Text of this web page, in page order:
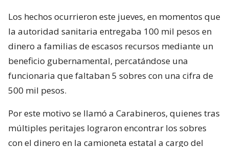
Los hechos ocurrieron este jueves, en momentos que
la autoridad sanitaria entregaba 100 mil pesos en
dinero a familias de escasos recursos mediante un
beneficio gubernamental, percatándose una
funcionaria que faltaban 5 sobres con una cifra de
500 mil pesos.
Por este motivo se llamó a Carabineros, quienes tras
múltiples peritajes lograron encontrar los sobres
con el dinero en la camioneta estatal a cargo del